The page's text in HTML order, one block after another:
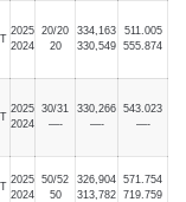
2025
2024
20/20
20
334,163
330,549
511.005
555.874
2025
2024
30/31
—-
330,266
—-
543.023
—-
2025
2024
50/52
50
326,904
313,782
571.754
719.759